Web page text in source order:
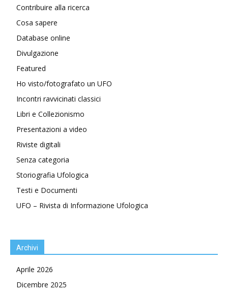
Contribuire alla ricerca
Cosa sapere
Database online
Divulgazione
Featured
Ho visto/fotografato un UFO
Incontri ravvicinati classici
Libri e Collezionismo
Presentazioni a video
Riviste digitali
Senza categoria
Storiografia Ufologica
Testi e Documenti
UFO – Rivista di Informazione Ufologica
Archivi
Aprile 2026
Dicembre 2025